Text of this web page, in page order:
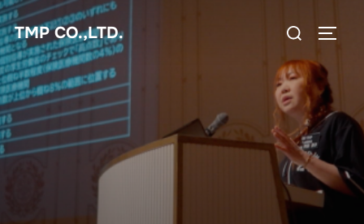
コ
ン
テ
ン
ツ
へ
ス
キ
TMP CO.,LTD.
検
対
象: